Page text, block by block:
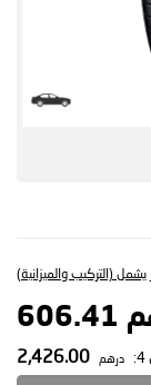
(التركيب والميزانية)
درهم